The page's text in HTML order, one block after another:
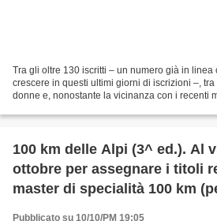
Tra gli oltre 130 iscritti – un numero già in linea
crescere in questi ultimi giorni di iscrizioni –,
donne e, nonostante la vicinanza con i recenti
100 km delle Alpi (3^ ed.). Al
ottobre per assegnare i titoli
master di specialità 100 km
Pubblicato su 10/10/PM 19:05